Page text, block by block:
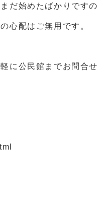
だ始めたばかりですの
心配はご無用です。
に公民館までお問合せ